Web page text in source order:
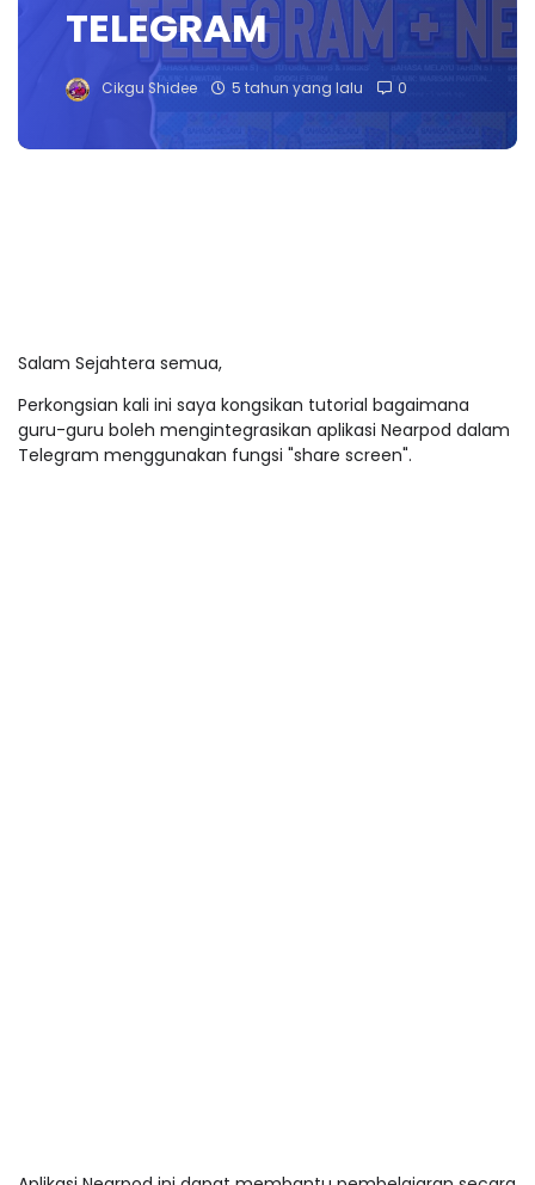
TELEGRAM
Cikgu Shidee 5 tahun yang lalu 0
Salam Sejahtera semua,
Perkongsian kali ini saya kongsikan tutorial bagaimana
guru-guru boleh mengintegrasikan aplikasi Nearpod dalam
Telegram menggunakan fungsi "share screen".